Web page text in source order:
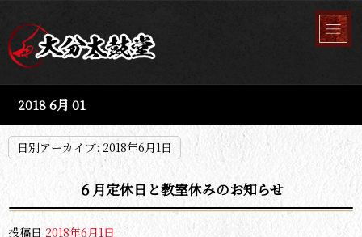
2018 6月 01
日別アーカイブ: 2018年6月1日
６月定休日と教室休みのお知らせ
投稿日 2018年6月1日